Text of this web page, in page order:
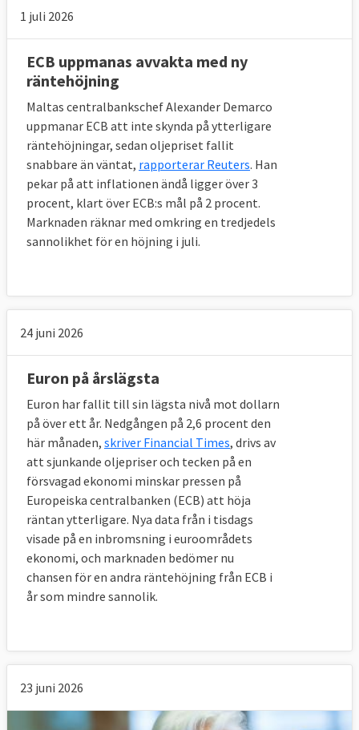
1 juli 2026
ECB uppmanas avvakta med ny
räntehöjning
Maltas centralbankschef Alexander Demarco
uppmanar ECB att inte skynda på ytterligare
räntehöjningar, sedan oljepriset fallit
snabbare än väntat, rapporterar Reuters. Han
pekar på att inflationen ändå ligger över 3
procent, klart över ECB:s mål på 2 procent.
Marknaden räknar med omkring en tredjedels
sannolikhet för en höjning i juli.
24 juni 2026
Euron på årslägsta
Euron har fallit till sin lägsta nivå mot dollarn
på över ett år. Nedgången på 2,6 procent den
här månaden, skriver Financial Times, drivs av
att sjunkande oljepriser och tecken på en
försvagad ekonomi minskar pressen på
Europeiska centralbanken (ECB) att höja
räntan ytterligare. Nya data från i tisdags
visade på en inbromsning i euroområdets
ekonomi, och marknaden bedömer nu
chansen för en andra räntehöjning från ECB i
år som mindre sannolik.
23 juni 2026